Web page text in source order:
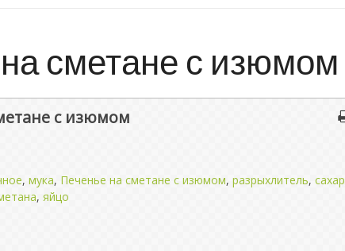
сметане с изюмом
с изюмом
, мука, Печенье на сметане с изюмом, разрыхлитель, сахар
, яйцо